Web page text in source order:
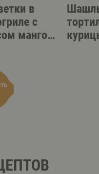
в
с
манго-